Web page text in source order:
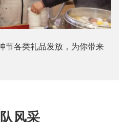
节各类礼品发放，为你带来
风采